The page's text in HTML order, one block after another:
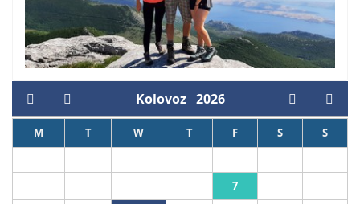
Kolovoz 2026
M T W T F S S
7